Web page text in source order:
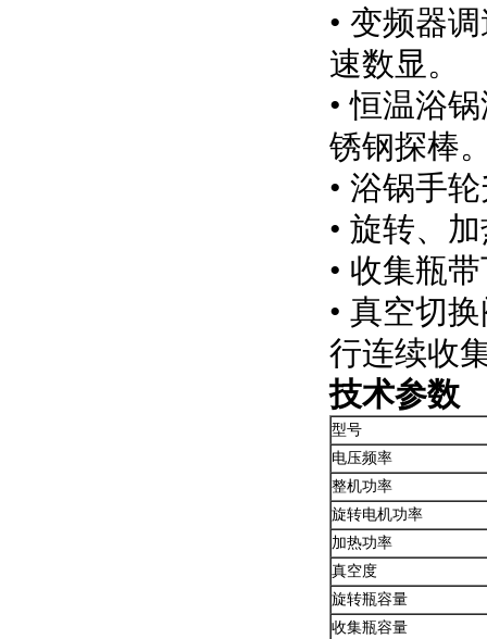
• 变频器
速数显。
• 恒温浴
锈钢探棒
• 浴锅手
• 旋转、
• 收集瓶
• 真空切
行连续收
技术参数
型号
电压频率
整机功率
旋转电机功率
加热功率
真空度
旋转瓶容量
收集瓶容量